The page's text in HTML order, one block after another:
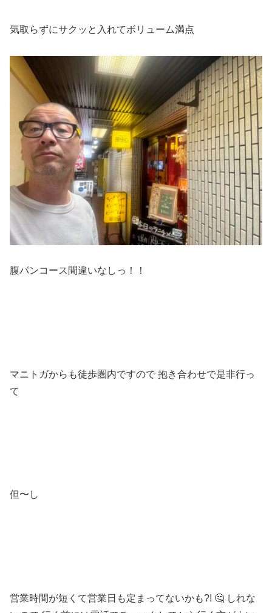
気取らずにサクッと入れてボリューム満点
腹パンコース間違いなしっ！！
マニトガからも徒歩圏内ですので 抱き合わせで是非行っ
て
但〜し
営業時間が短くて営業日も定まってないかも?! 🤔 しれな